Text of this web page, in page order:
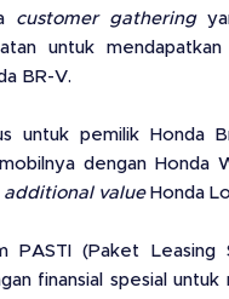
customer gathering
untuk mendapatkan
BR-V.
untuk pemilik Honda
dengan Honda
additional valueHonda
PASTI (Paket
finansial spesial